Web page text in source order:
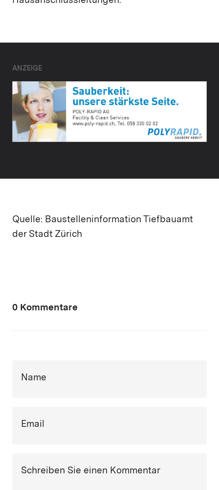
ANZEIGE
Quelle: Baustelleninformation Tiefbauamt
der Stadt Zürich
0 Kommentare
Name
Email
Schreiben Sie einen Kommentar